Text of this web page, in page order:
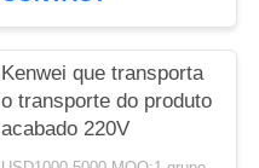
Kenwei que transporta
o transporte do produto
acabado 220V